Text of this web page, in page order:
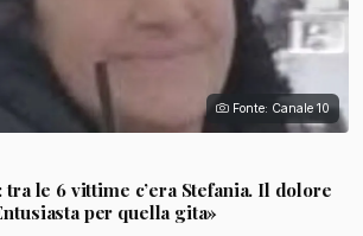
Fonte: Canale 10
le 6 vittime c’era Stefania. Il dolore
per quella gita»